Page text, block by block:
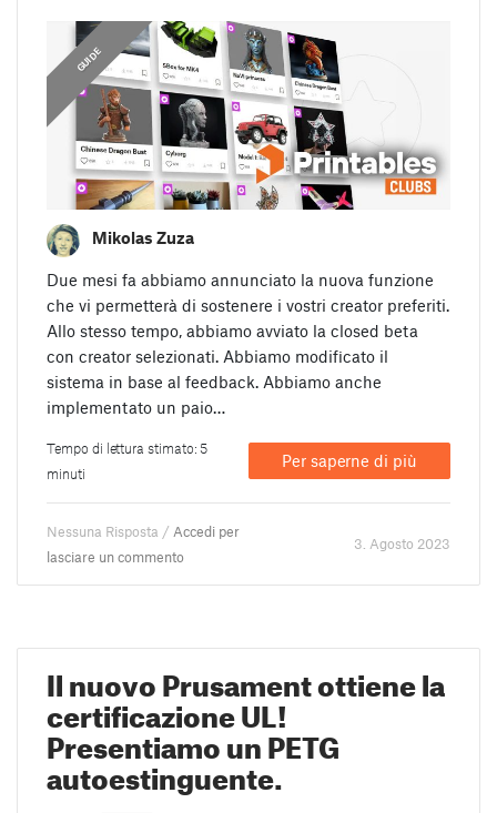
GUIDE
Mikolas Zuza
Due mesi fa abbiamo annunciato la nuova funzione
che vi permetterà di sostenere i vostri creator preferiti.
Allo stesso tempo, abbiamo avviato la closed beta
con creator selezionati. Abbiamo modificato il
sistema in base al feedback. Abbiamo anche
implementato un paio…
Tempo di lettura stimato: 5
minuti
Per saperne di più
Nessuna Risposta / Accedi per
lasciare un commento
3. Agosto 2023
Il nuovo Prusament ottiene la
certificazione UL!
Presentiamo un PETG
autoestinguente.